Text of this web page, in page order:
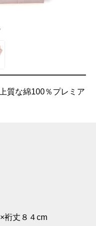
質な綿100％プレミア
裄丈８４cm